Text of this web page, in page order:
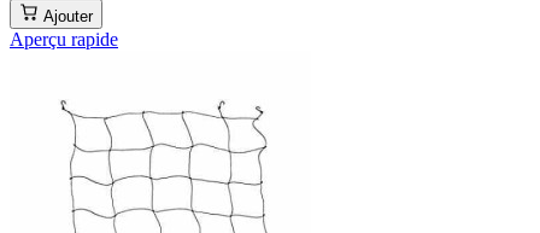
Ajouter
Aperçu rapide